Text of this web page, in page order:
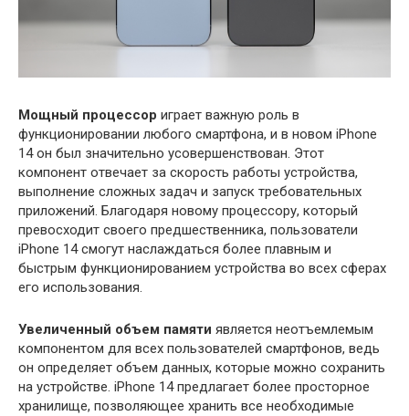
Мощный процессор играет важную роль в
функционировании любого смартфона, и в новом iPhone
14 он был значительно усовершенствован. Этот
компонент отвечает за скорость работы устройства,
выполнение сложных задач и запуск требовательных
приложений. Благодаря новому процессору, который
превосходит своего предшественника, пользователи
iPhone 14 смогут наслаждаться более плавным и
быстрым функционированием устройства во всех сферах
его использования.
Увеличенный объем памяти является неотъемлемым
компонентом для всех пользователей смартфонов, ведь
он определяет объем данных, которые можно сохранить
на устройстве. iPhone 14 предлагает более просторное
хранилище, позволяющее хранить все необходимые